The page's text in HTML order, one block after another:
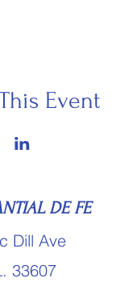
Event
DE FE
Dill Ave
33607